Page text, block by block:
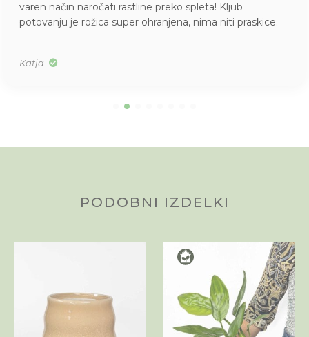
varen način naročati rastline preko spleta! Kljub
potovanju je rožica super ohranjena, nima niti praskice.
Katja
PODOBNI IZDELKI